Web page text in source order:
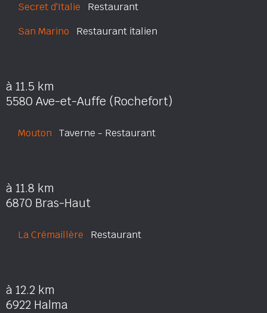
Secret d'Italie Restaurant
San Marino Restaurant italien
à 11.5 km
5580 Ave-et-Auffe (Rochefort)
Mouton Taverne - Restaurant
à 11.8 km
6870 Bras-Haut
La Crémaillère Restaurant
à 12.2 km
6922 Halma